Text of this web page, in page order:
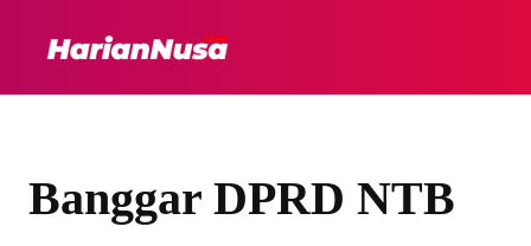
Banggar DPRD NTB